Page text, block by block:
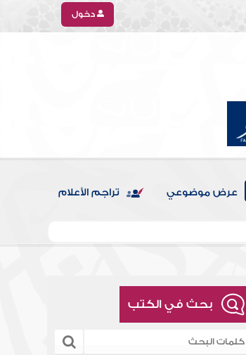
دخول
عرض موضوعي تراجم الأعلام
بحث في الكتب